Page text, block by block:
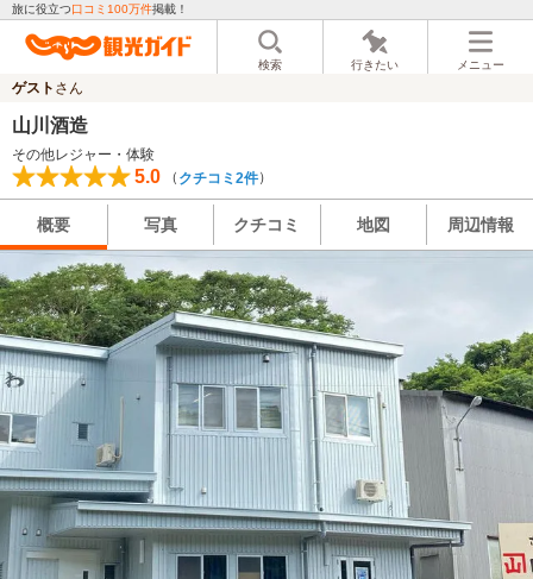
旅に役立つ口コミ100万件掲載！
検索 行きたい メニュー
ゲスト さん
山川酒造
その他レジャー・体験
5.0 （ クチコミ2件）
概要 写真 クチコミ 地図 周辺情報